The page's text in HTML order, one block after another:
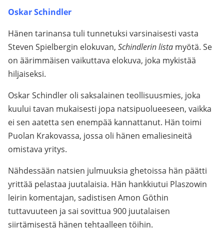
Oskar Schindler
Hänen tarinansa tuli tunnetuksi varsinaisesti vasta
Steven Spielbergin elokuvan, Schindlerin lista myötä. Se
on äärimmäisen vaikuttava elokuva, joka mykistää
hiljaiseksi.
Oskar Schindler oli saksalainen teollisuusmies, joka
kuului tavan mukaisesti jopa natsipuolueeseen, vaikka
ei sen aatetta sen enempää kannattanut. Hän toimi
Puolan Krakovassa, jossa oli hänen emaliesineitä
omistava yritys.
Nähdessään natsien julmuuksia ghetoissa hän päätti
yrittää pelastaa juutalaisia. Hän hankkiutui Plaszowin
leirin komentajan, sadistisen Amon Göthin
tuttavuuteen ja sai sovittua 900 juutalaisen
siirtämisestä hänen tehtaalleen töihin.